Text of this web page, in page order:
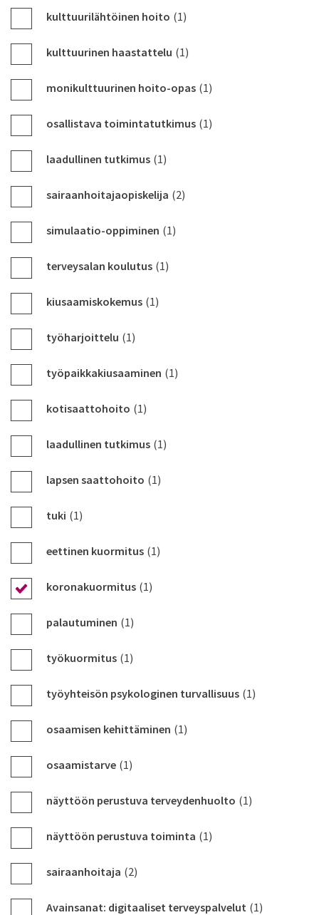
kulttuurilähtöinen hoito (1)
kulttuurinen haastattelu (1)
monikulttuurinen hoito-opas (1)
osallistava toimintatutkimus (1)
laadullinen tutkimus (1)
sairaanhoitajaopiskelija (2)
simulaatio-oppiminen (1)
terveysalan koulutus (1)
kiusaamiskokemus (1)
työharjoittelu (1)
työpaikkakiusaaminen (1)
kotisaattohoito (1)
laadullinen tutkimus (1)
lapsen saattohoito (1)
tuki (1)
eettinen kuormitus (1)
koronakuormitus (1)
palautuminen (1)
työkuormitus (1)
työyhteisön psykologinen turvallisuus (1)
osaamisen kehittäminen (1)
osaamistarve (1)
näyttöön perustuva terveydenhuolto (1)
näyttöön perustuva toiminta (1)
sairaanhoitaja (2)
Avainsanat: digitaaliset terveyspalvelut (1)